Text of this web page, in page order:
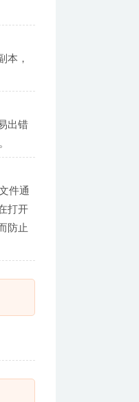
本，
出错
件通
打开
防止